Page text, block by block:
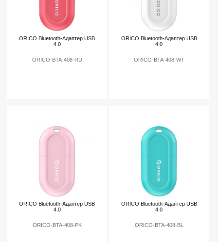
ORICO Bluetooth-Адаптер USB
4.0
ORICO-BTA-408-RD
ORICO Bluetooth-Адаптер USB
4.0
ORICO-BTA-408-WT
ORICO Bluetooth-Адаптер USB
4.0
ORICO-BTA-408-PK
ORICO Bluetooth-Адаптер USB
4.0
ORICO-BTA-408-BL